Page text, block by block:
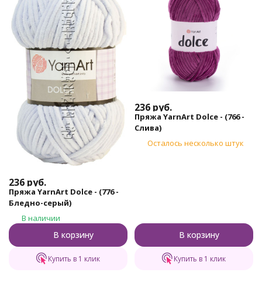
236 руб.
Пряжа YarnArt Dolce - (776 -
Бледно-серый)
В наличии
В корзину
Купить в 1 клик
236 руб.
Пряжа YarnArt Dolce - (766 -
Слива)
Осталось несколько штук
В корзину
Купить в 1 клик